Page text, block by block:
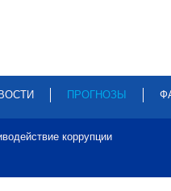
ПРОГНОЗЫ
коррупции